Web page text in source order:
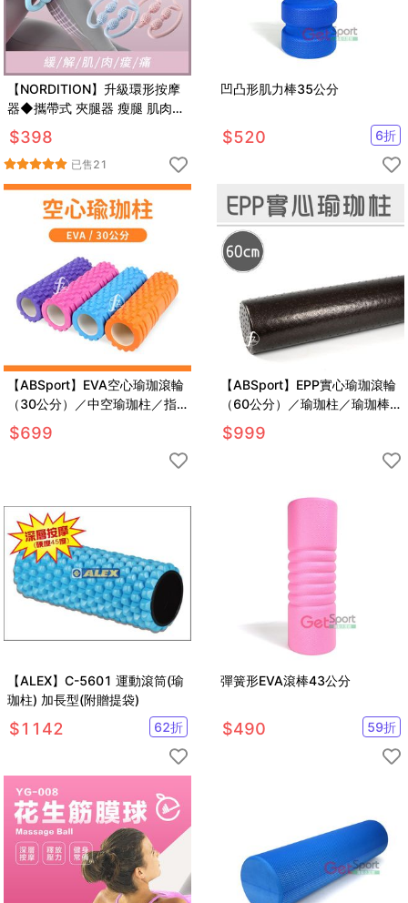
【NORDITION】升級環形按摩
器◆攜帶式 夾腿器 瘦腿 肌肉按
摩 滾筒 痠痛 美腿 撥筋 筋膜槍
瑜珈 滾輪
$398
已售21
凹凸形肌力棒35公分
$520 6折
【ABSport】EVA空心瑜珈滾輪
（30公分）／中空瑜珈柱／指
壓瑜珈棒／按摩滾輪／狼牙棒滾
筒
$699
【ABSport】EPP實心瑜珈滾輪
（60公分）／瑜珈柱／瑜珈棒
／按摩滾輪／瑜珈用品
$999
【ALEX】C-5601 運動滾筒(瑜
珈柱) 加長型(附贈提袋)
$1142 62折
彈簧形EVA滾棒43公分
$490 59折